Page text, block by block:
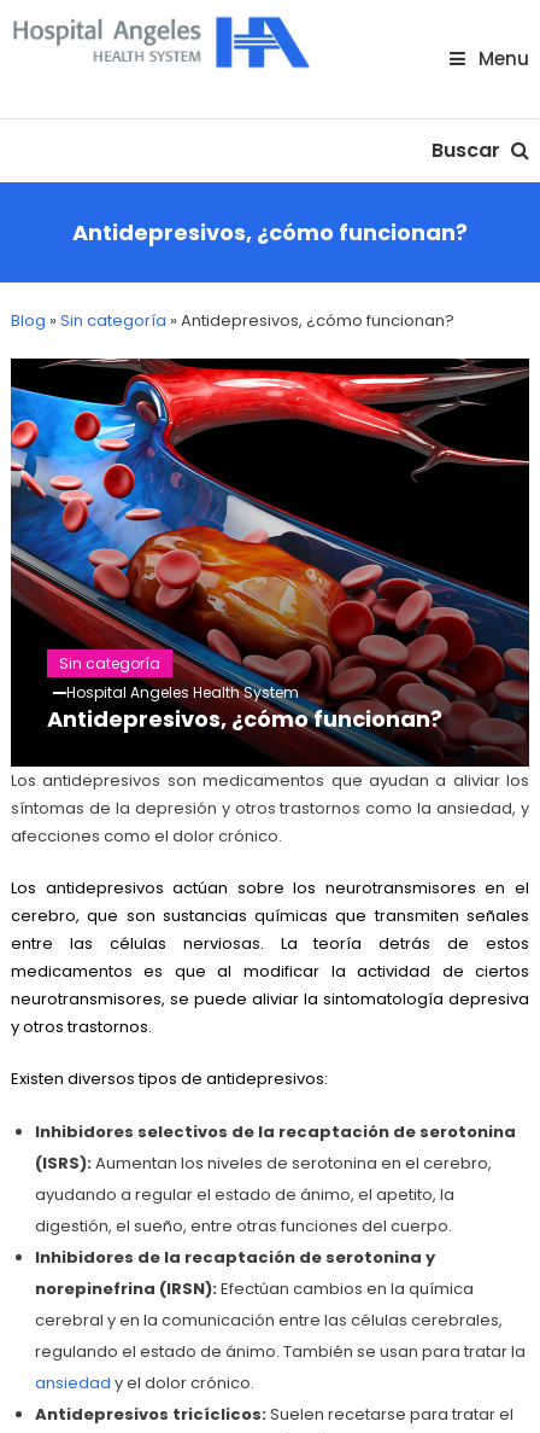
Skip
To
Menu
Buscar
Antidepresivos, ¿cómo funcionan?
Blog »Sin categoría »Antidepresivos, ¿cómo funcionan?
Sin categoría
Hospital Angeles Health System
Antidepresivos, ¿cómo funcionan?
Los antidepresivos son medicamentos que ayudan a aliviar los
síntomas de la depresión y otros trastornos como la ansiedad, y
afecciones como el dolor crónico.
Los antidepresivos actúan sobre los neurotransmisores en el
cerebro, que son sustancias químicas que transmiten señales
entre las células nerviosas. La teoría detrás de estos
medicamentos es que al modificar la actividad de ciertos
neurotransmisores, se puede aliviar la sintomatologíadepresiva
y otros trastornos.
Existen diversos tipos de antidepresivos:
Inhibidores selectivos de la recaptación de serotonina
(ISRS):Aumentan los niveles de serotonina en el cerebro,
ayudando a regular el estado de ánimo, el apetito, la
digestión, el sueño, entre otras funciones del cuerpo.
Inhibidores de la recaptación de serotonina y
norepinefrina (IRSN):Efectúan cambios en la química
cerebral y en la comunicación entre las células cerebrales,
regulando el estado de ánimo. También se usan para tratar la
ansiedad y el dolor crónico.
Antidepresivos tricíclicos:Suelen recetarse para tratar el